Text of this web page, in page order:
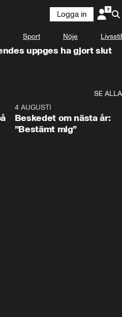
Logga in
Sport Nöje Livsstil
uppges ha gjort slut
SE ALLA
4 AUGUSTI
Beskedet om nästa år:
”Bestämt mig”